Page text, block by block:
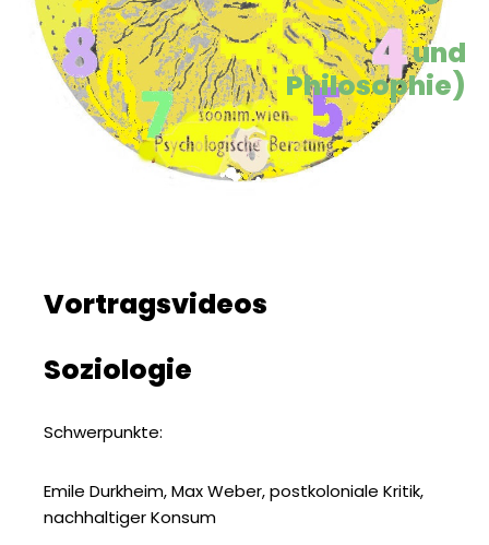
und
Philosophie)
Vortragsvideos
Soziologie
Schwerpunkte:
Emile Durkheim, Max Weber, postkoloniale Kritik,
nachhaltiger Konsum